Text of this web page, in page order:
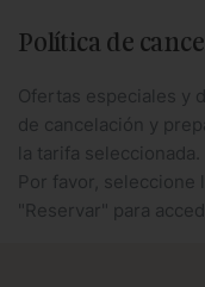
Política de
Ofertas especiales y
de cancelación y
la tarifa seleccionada.
Por favor, seleccione
"Reservar" para